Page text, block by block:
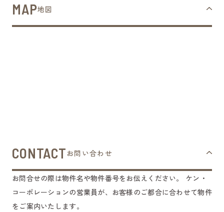
MAP地図
CONTACT お問い合わせ
お問合せの際は物件名や物件番号をお伝えください。
ケン・
コーポレーションの営業員が、お客様のご都合に合わせて物件
をご案内いたします。